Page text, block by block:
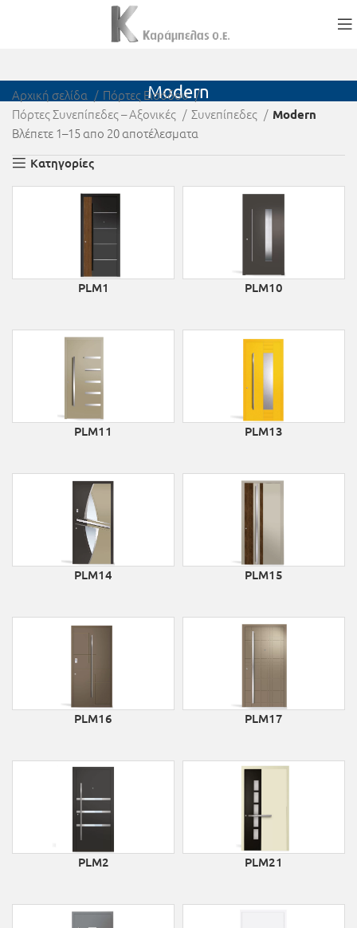
Modern
Αρχική σελίδα
Πόρτες Εισόδου
Πόρτες Συνεπίπεδες – Αξονικές
Συνεπίπεδες Modern
Βλέπετε 1–15 απο 20 αποτέλεσματα
Κατηγορίες
PLM1 PLM10
PLM11 PLM13
PLM14 PLM15
PLM16 PLM17
PLM2 PLM21